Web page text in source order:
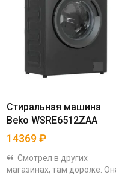
Стиральная машина
Beko WSRE6512ZAA
14369₽
Смотрел в других
магазинах, там дороже.